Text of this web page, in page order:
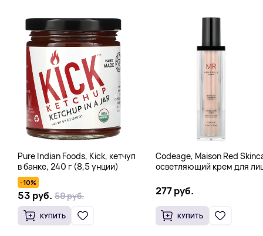
Pure Indian Foods, Kick, кетчуп
в банке, 240 г (8,5 унции)
-10%
53 руб. 59 руб.
КУПИТЬ
Codeage, Maison Red
осветляющий крем для
277 руб.
КУПИТЬ